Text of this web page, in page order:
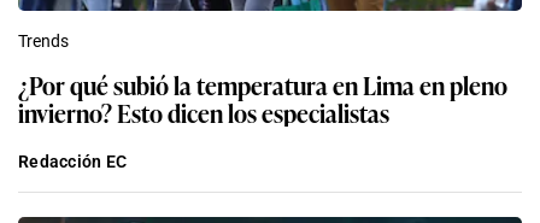
Trends
¿Por qué subió la temperatura en Lima en pleno
invierno? Esto dicen los especialistas
Redacción EC